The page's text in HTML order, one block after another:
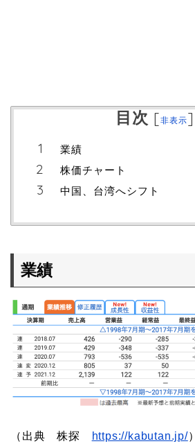
目次 [非表示]
業績
株価チャート
中国、台湾へシフト
業績
（出典 株探 https://kabutan.jp/）